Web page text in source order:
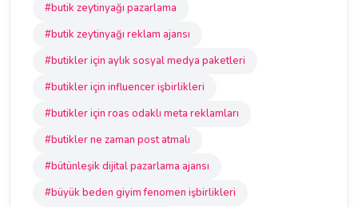
#butik zeytinyağı pazarlama
#butik zeytinyağı reklam ajansı
#butikler için aylık sosyal medya paketleri
#butikler için influencer işbirlikleri
#butikler için roas odaklı meta reklamları
#butikler ne zaman post atmalı
#bütünleşik dijital pazarlama ajansı
#büyük beden giyim fenomen işbirlikleri